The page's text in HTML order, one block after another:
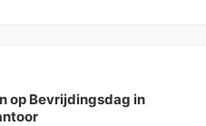
op Bevrijdingsdag in